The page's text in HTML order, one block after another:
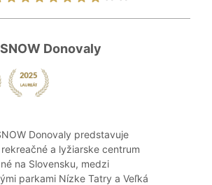
SNOW Donovaly
Donovaly predstavuje
a lyžiarske centrum
na Slovensku, medzi
parkami Nízke Tatry a Veľká